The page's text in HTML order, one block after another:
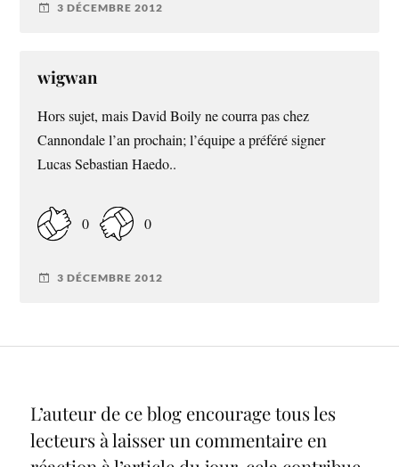
3 DÉCEMBRE 2012
wigwan
Hors sujet, mais David Boily ne courra pas chez
Cannondale l’an prochain; l’équipe a préféré signer
Lucas Sebastian Haedo..
0 0
3 DÉCEMBRE 2012
L’auteur de ce blog encourage tous les
lecteurs à laisser un commentaire en